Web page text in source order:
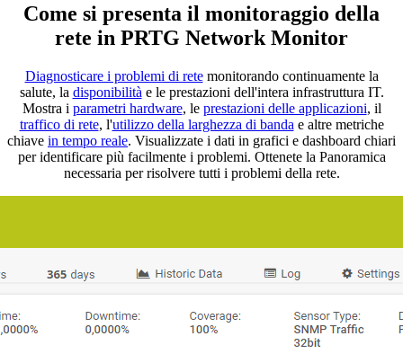
Come si presenta il monitoraggio della
rete in PRTG Network Monitor
Diagnosticare i problemi di retemonitorando continuamente la
salute, la disponibilità e le prestazioni dell'intera infrastruttura IT.
Mostra i parametri hardware, le prestazioni delle applicazioni, il
traffico di rete, l'utilizzo della larghezza di banda e altre metriche
chiave in tempo reale. Visualizzate i dati in grafici e dashboard chiari
per identificare più facilmente i problemi. Ottenete la Panoramica
necessaria per risolvere tutti i problemi della rete.